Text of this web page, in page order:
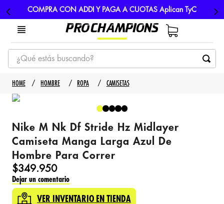
COMPRA CON ADDI Y PAGA A CUOTAS Aplican TyC
¿Qué estás buscando?
TÉRMINOS MÁS BUSCADOS
1
3. nike
4. guayos
5. gorras
HOMBRE ROPA CAMISETAS
Nike M Nk Df Stride Hz Midlayer
Camiseta Manga Larga Azul De
Hombre Para Correr
$349.950
Dejar un comentario
VER INVENTARIO EN TIENDA